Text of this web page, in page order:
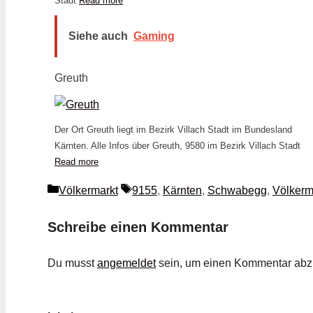
Siehe auch Gaming
Greuth
Der Ort Greuth liegt im Bezirk Villach Stadt im Bundesland
Kärnten. Alle Infos über Greuth, 9580 im Bezirk Villach Stadt
Read more
Kategorien
Völkermarkt Schlagwörter
9155, Kärnten, Schwabegg,
Schreibe einen Kommentar
Du musstangemeldetsein, um einen Kommentar